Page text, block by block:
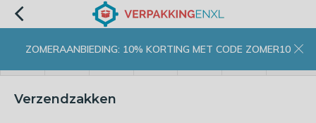
ZOMERAANBIEDING: 10% KORTING MET CODE ZOMER10
Verzendzakken